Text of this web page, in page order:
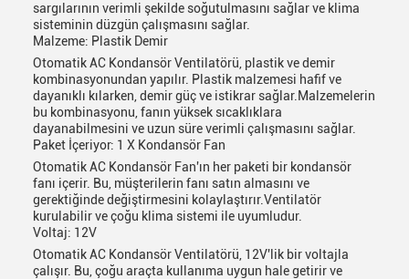
sargılarının verimli şekilde soğutulmasını sağlar ve klima
sisteminin düzgün çalışmasını sağlar.
Malzeme: Plastik Demir
Otomatik AC Kondansör Ventilatörü, plastik ve demir
kombinasyonundan yapılır. Plastik malzemesi hafif ve
dayanıklı kılarken, demir güç ve istikrar sağlar.Malzemelerin
bu kombinasyonu, fanın yüksek sıcaklıklara
dayanabilmesini ve uzun süre verimli çalışmasını sağlar.
Paket İçeriyor: 1 X Kondansör Fan
Otomatik AC Kondansör Fan'ın her paketi bir kondansör
fanı içerir. Bu, müşterilerin fanı satın almasını ve
gerektiğinde değiştirmesini kolaylaştırır.Ventilatör
kurulabilir ve çoğu klima sistemi ile uyumludur.
Voltaj: 12V
Otomatik AC Kondansör Ventilatörü, 12V'lik bir voltajla
çalışır. Bu, çoğu araçta kullanıma uygun hale getirir ve